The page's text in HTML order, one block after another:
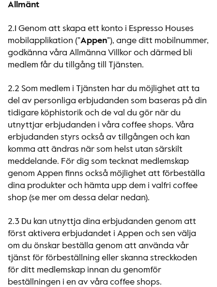
Allmänt
2.1 Genom att skapa ett konto i Espresso Houses
mobilapplikation (”Appen”), ange ditt mobilnummer,
godkänna våra Allmänna Villkor och därmed bli
medlem får du tillgång till Tjänsten.
2.2 Som medlem i Tjänsten har du möjlighet att ta
del av personliga erbjudanden som baseras på din
tidigare köphistorik och de val du gör när du
utnyttjar erbjudanden i våra coffee shops. Våra
erbjudanden styrs också av tillgången och kan
komma att ändras när som helst utan särskilt
meddelande. För dig som tecknat medlemskap
genom Appen finns också möjlighet att förbeställa
dina produkter och hämta upp dem i valfri coffee
shop (se mer om dessa delar nedan).
2.3 Du kan utnyttja dina erbjudanden genom att
först aktivera erbjudandet i Appen och sen välja
om du önskar beställa genom att använda vår
tjänst för förbeställning eller skanna streckkoden
för ditt medlemskap innan du genomför
beställningen i en av våra coffee shops.